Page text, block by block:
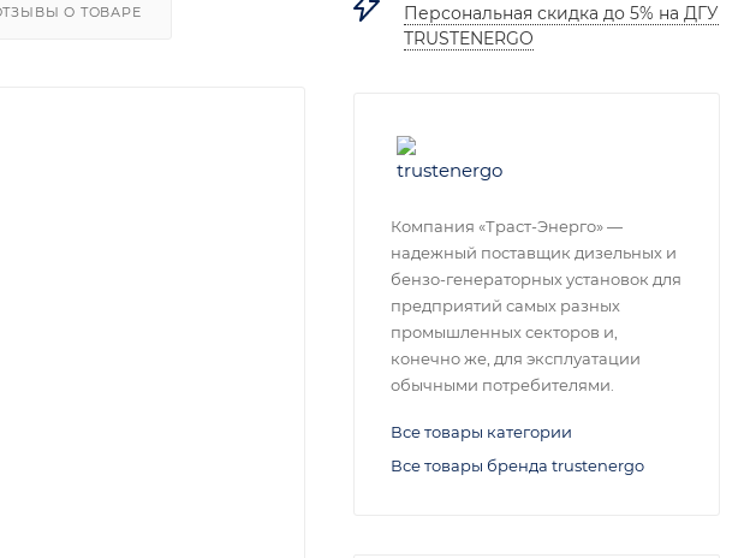
О ТОВАРЕ
Персональная скидка до 5% на ДГУ
TRUSTENERGO
Компания «Траст-Энерго» —
надежный поставщик дизельных и
бензо-генераторных установок для
предприятий самых разных
промышленных секторов и,
конечно же, для эксплуатации
обычными потребителями.
Все товары категории
Все товары бренда trustenergo